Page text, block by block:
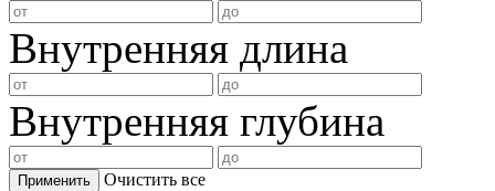
Внутренняя длина
Внутренняя глубина
Применить Очистить все